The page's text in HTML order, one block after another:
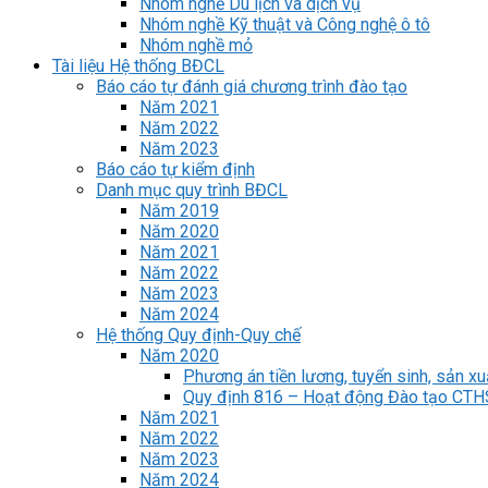
Nhóm nghề Kỹ thuật và Công nghệ ô tô
Nhóm nghề mỏ
Tài liệu Hệ thống BĐCL
Báo cáo tự đánh giá chương trình đào tạo
Năm 2021
Năm 2022
Năm 2023
Báo cáo tự kiểm định
Danh mục quy trình BĐCL
Năm 2019
Năm 2020
Năm 2021
Năm 2022
Năm 2023
Năm 2024
Hệ thống Quy định-Quy chế
Năm 2020
Phương án tiền lương, tuyển sinh, sản
Quy định 816 – Hoạt động Đào tạo
Năm 2021
Năm 2022
Năm 2023
Năm 2024